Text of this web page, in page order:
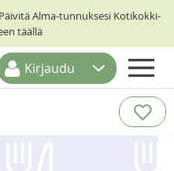
Alma-tunnuksesi Kotikokki-
täällä
Kirjaudu